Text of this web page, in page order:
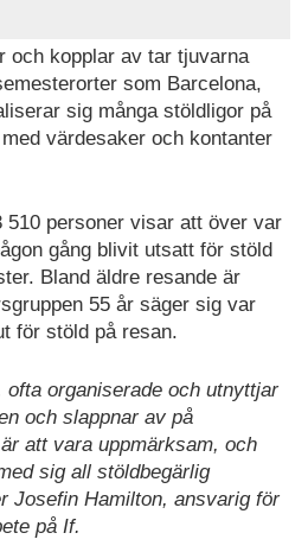
och kopplar av tar tjuvarna
som Barcelona,
sig många stöldligor på
värdesaker och kontanter
510 personer visar att över var
gång blivit utsatt för stöld
Bland äldre resande är
55 år säger sig var
för stöld på resan.
organiserade och utnyttjar
och slappnar av på
att vara uppmärksam, och
sig all stöldbegärlig
Josefin Hamilton, ansvarig för
på If.